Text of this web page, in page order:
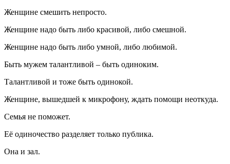
Женщине смешить непросто.
Женщине надо быть либо красивой, либо смешной.
Женщине надо быть либо умной, либо любимой.
Быть мужем талантливой – быть одиноким.
Талантливой и тоже быть одинокой.
Женщине, вышедшей к микрофону, ждать помощи неоткуда.
Семья не поможет.
Её одиночество разделяет только публика.
Она и зал.